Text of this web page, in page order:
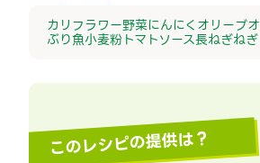
カリフラワー野菜にんにくオリーブ
ぶり魚小麦粉トマトソース長ねぎねぎ
このレシピの提供は？